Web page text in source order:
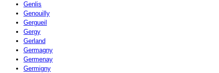
Genlis
Genouilly
Gergueil
Gergy
Gerland
Germagny
Germenay
Germigny